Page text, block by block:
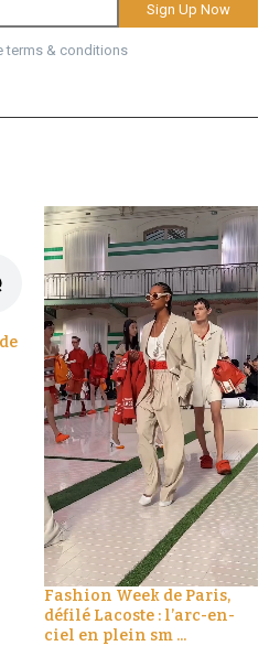
terms & conditions
Fashion Week de Paris,
défilé Lacoste : l’arc-en-
ciel en plein sm ...